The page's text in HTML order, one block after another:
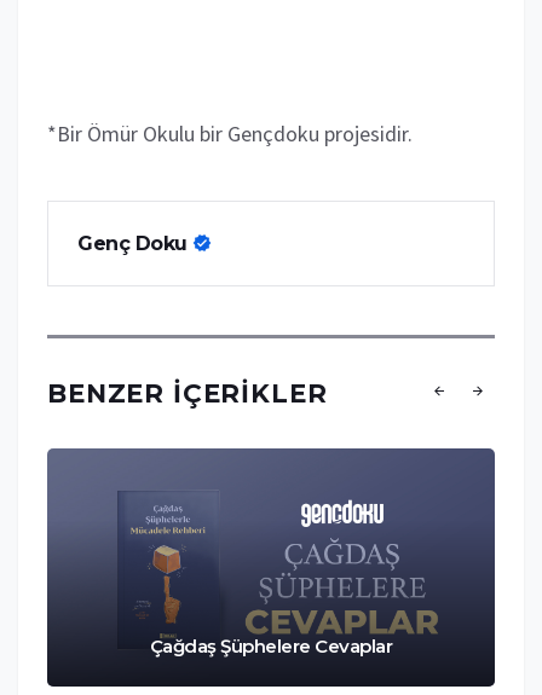
*Bir Ömür Okulu bir Gençdoku projesidir.
Genç Doku
BENZER İÇERIKLER
Çağdaş Şüphelere Cevaplar